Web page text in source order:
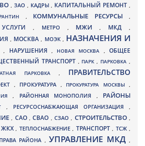
, ЗАО , КАДРЫ, КАПИТАЛЬНЫЙ РЕМОНТ ,
, КОММУНАЛЬНЫЕ РЕСУРСЫ,
, МЕТРО , МЖИ, МКД ,
, МОСКВА , МОЭК , НАЗНАЧЕНИЯ И
, НАРУШЕНИЯ , НОВАЯ МОСКВА ,ОБЩЕЕ
ТРАНСПОРТ , ПАРК, ПАРКОВКА ,
ПАРКОВКА , ПРАВИТЕЛЬСТВО
, ПРОКУРАТУРА , ПРОКУРАТУРА МОСКВЫ ,
, РАЙОННАЯ МОНОПОЛИЯ , РАЙОНЫ
, РЕСУРСОСНАБЖАЮЩАЯ ОРГАНИЗАЦИЯ ,
, САО,СВАО ,СЗАО, СТРОИТЕЛЬСТВО,
, ТЕПЛОСНАБЖЕНИЕ , ТРАНСПОРТ , ТСЖ ,
РАЙОНА , УПРАВЛЕНИЕ МКД ,